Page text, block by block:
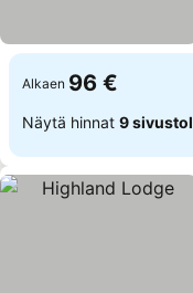
Alkaen 96 €
Näytä hinnat 9